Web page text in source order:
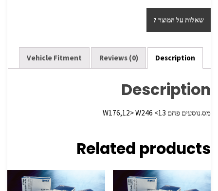
b
o
o
k
tt
er
ar
e
שאלות על המוצר ?
Description
Reviews (0)
Vehicle Fitment
Description
מס.נוסעים פחם W176,12> W246 <13
Related products